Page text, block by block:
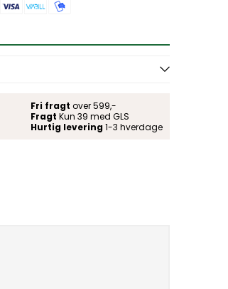
Fri fragt over 599,-
Fragt Kun 39 med GLS
Hurtig levering 1-3 hverdage